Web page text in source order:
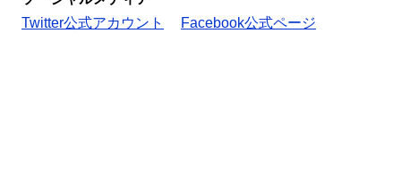
Twitter公式アカウント
Facebook公式ページ